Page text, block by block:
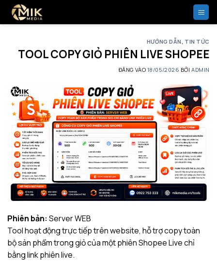
qua
HƯỚNG DẪN, TIN TỨC
TOOL COPY GIỎ PHIÊN LIVE SHOPEE
ĐĂNG VÀO 18/05/2026 BỞIADMIN
Phiên bản: Server WEB
Tool hoạt động trực tiếp trên website, hỗ trợ copy toàn
bộ sản phẩm trong giỏ của một phiên Shopee Live chỉ
bằng link phiên live.